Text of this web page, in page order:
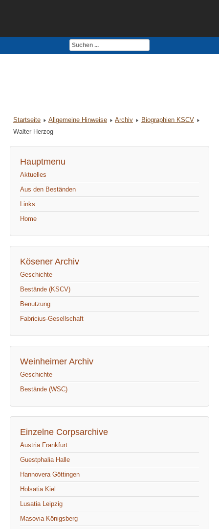
Impressum
Startseite Allgemeine Hinweise Archiv
Biographien KSCV
Walter Herzog
Hauptmenu
Aktuelles
Aus den Beständen
Links
Home
Kösener Archiv
Geschichte
Bestände (KSCV)
Benutzung
Fabricius-Gesellschaft
Weinheimer Archiv
Geschichte
Bestände (WSC)
Einzelne Corpsarchive
Austria Frankfurt
Guestphalia Halle
Hannovera Göttingen
Holsatia Kiel
Lusatia Leipzig
Masovia Königsberg